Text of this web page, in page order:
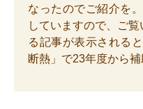
なったのでご紹介を
していますので、ご
る記事が表示される
断熱」で23年度から